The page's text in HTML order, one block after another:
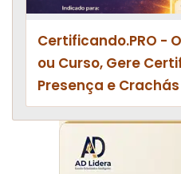
Certificando.PRO -
ou Curso, Gere
Presença e